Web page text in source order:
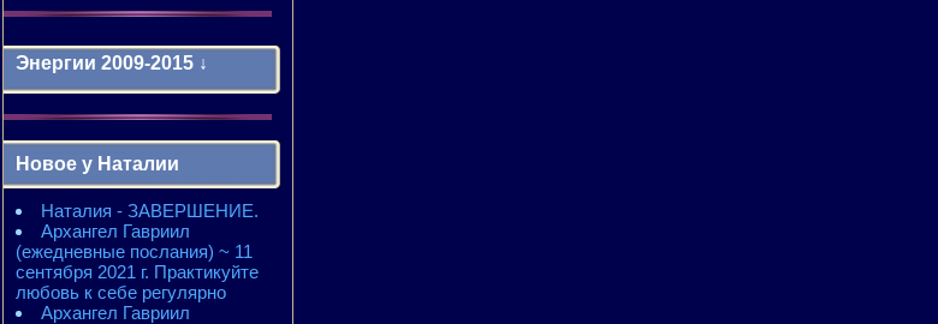
Энергии 2009-2015 ↓
2010 - энергии месяцев
2010 - ЭНЕРГИИ года
2011 - энергии месяцев
2011 - ЭНЕРГИИ года
2012 - энергии месяцев
2012 - ЭНЕРГИИ года
2013 - энергии месяцев
2013 - ЭНЕРГИИ года
2014 - энергии месяцев
Новое у Наталии
Наталия - ЗАВЕРШЕНИЕ.
Архангел Гавриил
(ежедневные послания) ~ 11
сентября 2021 г. Практикуйте
любовь к себе регулярно
Архангел Гавриил